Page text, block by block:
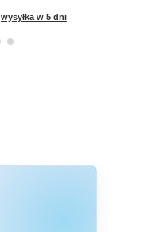
wysyłka w 5 dni